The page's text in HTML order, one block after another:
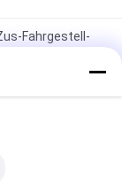
Fahrgestell-
PC88MR -8
Gruppe mit